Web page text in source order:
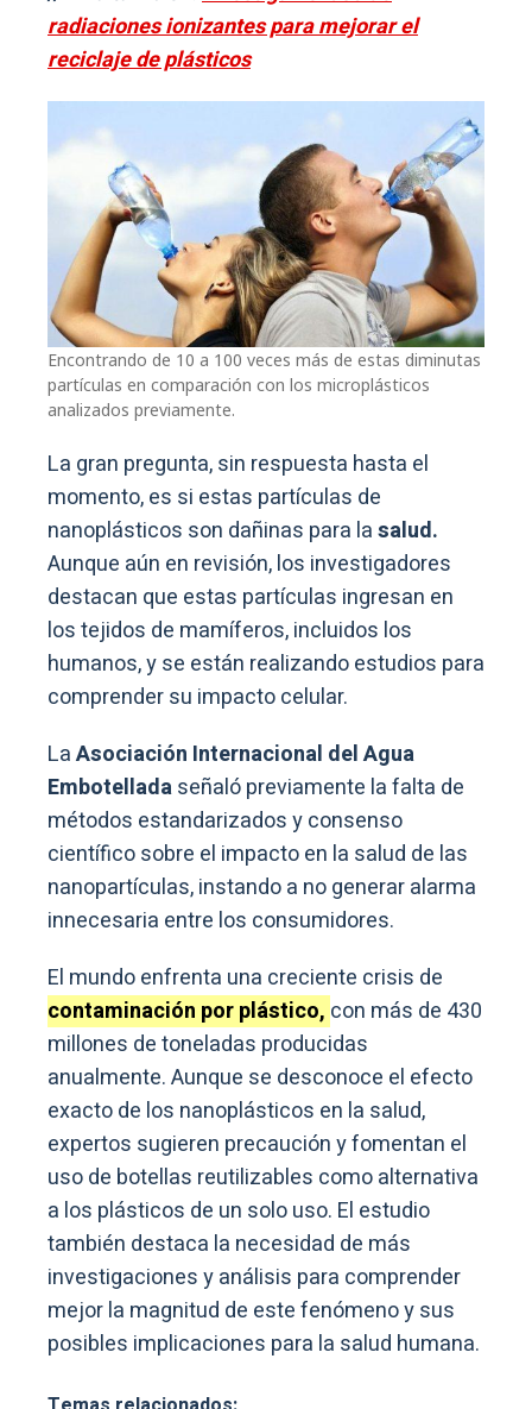
radiaciones ionizantes para mejorar el
reciclaje de plásticos
Encontrando de 10 a 100 veces más de estas diminutas
partículas en comparación con los microplásticos
analizados previamente.
La gran pregunta, sin respuesta hasta el
momento, es si estas partículas de
nanoplásticos son dañinas para lasalud.
Aunque aún en revisión, los investigadores
destacan que estas partículas ingresan en
los tejidos de mamíferos, incluidos los
humanos, y se están realizando estudios para
comprender su impacto celular.
LaAsociación Internacional del Agua
Embotelladaseñaló previamente la falta de
métodos estandarizados y consenso
científico sobre el impacto en la salud de las
nanopartículas, instando a no generar alarma
innecesaria entre los consumidores.
El mundo enfrenta una creciente crisis de
contaminación por plástico, con más de 430
millones de toneladas producidas
anualmente. Aunque se desconoce el efecto
exacto de los nanoplásticos en la salud,
expertos sugieren precaución y fomentan el
uso de botellas reutilizables como alternativa
a los plásticos de un solo uso. El estudio
también destaca la necesidad de más
investigaciones y análisis para comprender
mejor la magnitud de este fenómeno y sus
posibles implicaciones para la salud humana.